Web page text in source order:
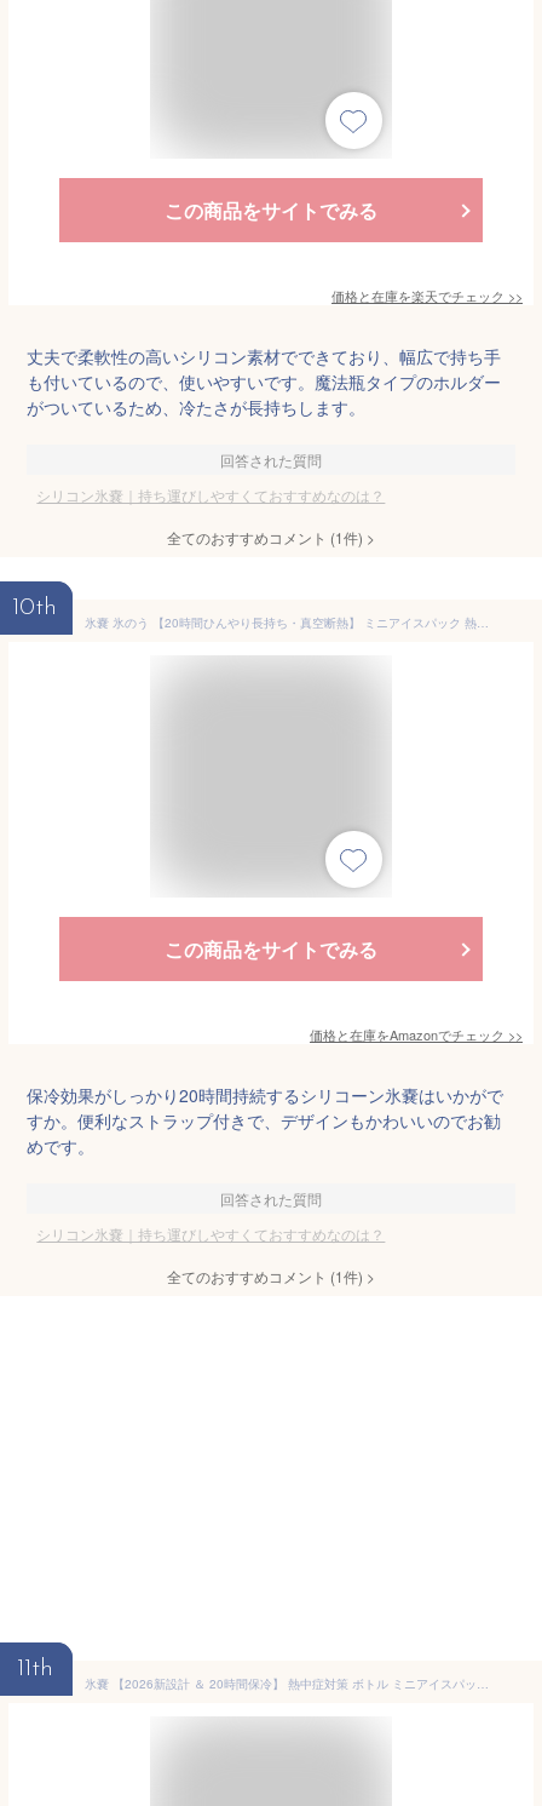
この商品をサイトでみる
価格と在庫を楽天でチェック >>
丈夫で柔軟性の高いシリコン素材でできており、幅広で持ち手
も付いているので、使いやすいです。魔法瓶タイプのホルダー
がついているため、冷たさが長持ちします。
回答された質問
シリコン氷嚢｜持ち運びしやすくておすすめなのは？
全てのおすすめコメント (1件) >
10th
氷嚢 氷のう 【20時間ひんやり長持ち・真空断熱】 ミニアイスパック 熱中症対策 500ml大容量 シリコン130ml 収納スペース付 結露しにくい 水漏れ防止 魔法瓶構造採用 携帯便利 スポーツ・通勤・通学・屋外作業に 氷筒 アイシング対応 繰り返し使える 結露しにくい 冷却グッズ ホルダー付き (クールブルー, L)
この商品をサイトでみる
価格と在庫をAmazonでチェック >>
保冷効果がしっかり20時間持続するシリコーン氷嚢はいかがで
すか。便利なストラップ付きで、デザインもかわいいのでお勧
めです。
回答された質問
シリコン氷嚢｜持ち運びしやすくておすすめなのは？
全てのおすすめコメント (1件) >
11th
氷嚢 【2026新設計 ＆ 20時間保冷】 熱中症対策 ボトル ミニアイスパック アイシング 氷のう 魔法瓶構造 水筒型 真空断熱 冷たさキープホルダー付き 氷嚢 持ち運び 結露なし 水漏れ防止 繰り返し利用 スティック型 スポーツ 通学 通勤 アウトドア (ブルー)